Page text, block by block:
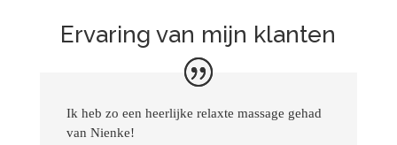
Ervaring van mijn klanten
Ik heb zo een heerlijke relaxte massage gehad
van Nienke!